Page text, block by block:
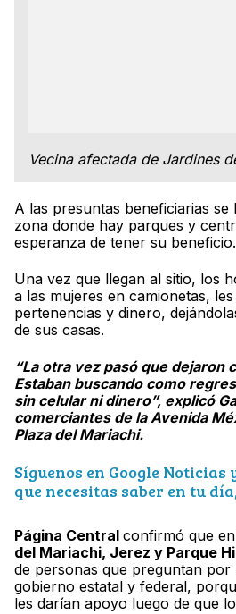
Vecina afectada de Jardines
A las presuntas beneficiarias
zona donde hay parques y
esperanza de tener su beneficio.
Una vez que llegan al sitio, los
a las mujeres en camionetas,
pertenencias y dinero,
de sus casas.
“La otra vez pasó que dejaron
Estaban buscando como
sin celular ni dinero”, explicó
comerciantes de la Avenida
Plaza del Mariachi.
Síguenos en Google Noticias
que necesitas saber en tu
Página Central confirmó que
del Mariachi, Jerez y Parque
de personas que preguntan por
gobierno estatal y federal,
les darían apoyo luego de que